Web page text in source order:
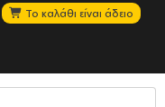
Το καλάθι είναι άδειο